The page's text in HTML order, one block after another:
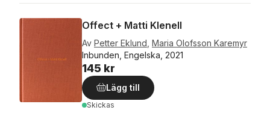
Offect + Matti Klenell
Av Petter Eklund Maria Olofsson Karemyr
Inbunden, Engelska, 2021
145 kr
Lägg till
Skickas